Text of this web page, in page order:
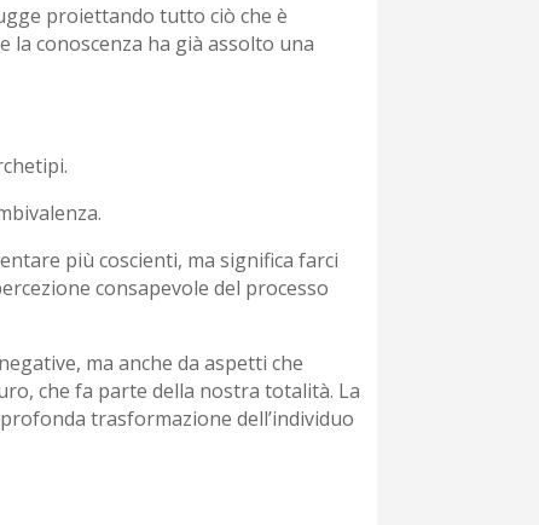
proiettando tutto ciò che è
la conoscenza ha già assolto una
più coscienti, ma significa farci
consapevole del processo
ma anche da aspetti che
che fa parte della nostra totalità. La
trasformazione dell’individuo